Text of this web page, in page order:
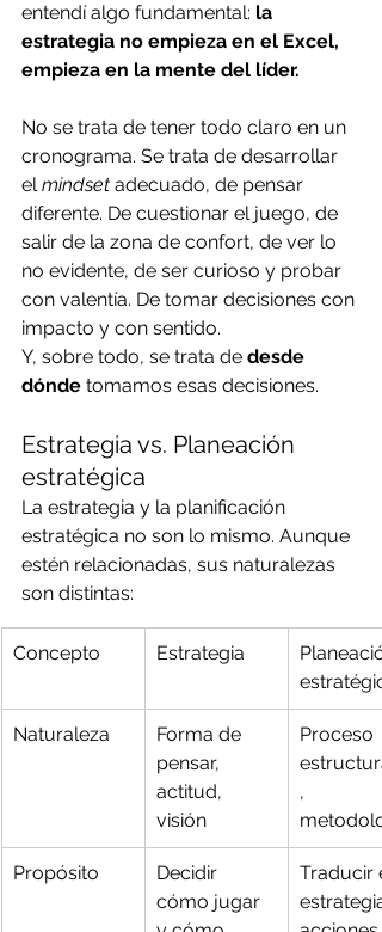
entendí algo fundamental: la
estrategia no empieza en el Excel,
empieza en la mente del líder.
No se trata de tener todo claro en un
cronograma. Se trata de desarrollar
el mindset adecuado, de pensar
diferente. De cuestionar el juego, de
salir de la zona de confort, de ver lo
no evidente, de ser curioso y probar
con valentía. De tomar decisiones con
impacto y con sentido.
Y, sobre todo, se trata de desde
dónde tomamos esas decisiones.
Estrategia vs. Planeación
estratégica
La estrategia y la planificación
estratégica no son lo mismo. Aunque
estén relacionadas, sus naturalezas
son distintas:
Concepto Estrategia
Naturaleza
Forma de
pensar,
actitud,
visión
Proceso
,
Propósito
Decidir
cómo jugar
Traducir